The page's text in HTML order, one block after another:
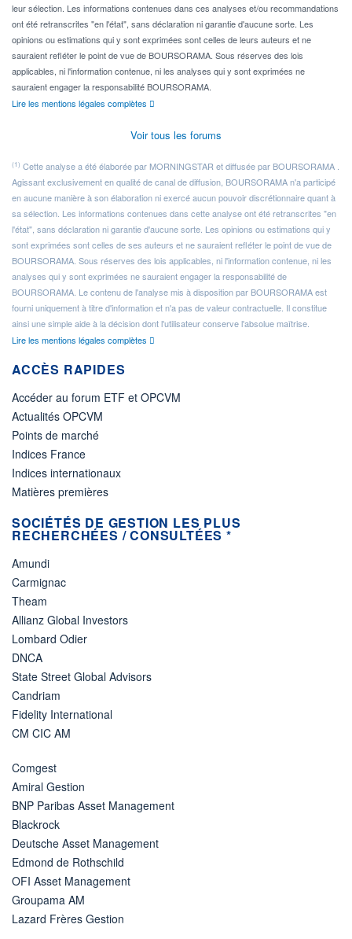
leur sélection. Les informations contenues dans ces analyses et/ou recommandations
ont été retranscrites "en l'état", sans déclaration ni garantie d'aucune sorte. Les
opinions ou estimations qui y sont exprimées sont celles de leurs auteurs et ne
sauraient refléter le point de vue de BOURSORAMA. Sous réserves des lois
applicables, ni l'information contenue, ni les analyses qui y sont exprimées ne
sauraient engager la responsabilité BOURSORAMA.
Lire les mentions légales complètes
Voir tous les forums
(1) Cette analyse a été élaborée par MORNINGSTAR et diffusée par BOURSORAMA .
Agissant exclusivement en qualité de canal de diffusion, BOURSORAMA n'a participé
en aucune manière à son élaboration ni exercé aucun pouvoir discrétionnaire quant à
sa sélection. Les informations contenues dans cette analyse ont été retranscrites "en
l'état", sans déclaration ni garantie d'aucune sorte. Les opinions ou estimations qui y
sont exprimées sont celles de ses auteurs et ne sauraient refléter le point de vue de
BOURSORAMA. Sous réserves des lois applicables, ni l'information contenue, ni les
analyses qui y sont exprimées ne sauraient engager la responsabilité de
BOURSORAMA. Le contenu de l'analyse mis à disposition par BOURSORAMA est
fourni uniquement à titre d'information et n'a pas de valeur contractuelle. Il constitue
ainsi une simple aide à la décision dont l'utilisateur conserve l'absolue maîtrise.
Lire les mentions légales complètes
ACCÈS RAPIDES
Accéder au forum ETF et OPCVM
Actualités OPCVM
Points de marché
Indices France
Indices internationaux
Matières premières
SOCIÉTÉS DE GESTION LES PLUS
RECHERCHÉES / CONSULTÉES *
Amundi
Carmignac
Theam
Allianz Global Investors
Lombard Odier
DNCA
State Street Global Advisors
Candriam
Fidelity International
CM CIC AM
Comgest
Amiral Gestion
BNP Paribas Asset Management
Blackrock
Deutsche Asset Management
Edmond de Rothschild
OFI Asset Management
Groupama AM
Lazard Frères Gestion